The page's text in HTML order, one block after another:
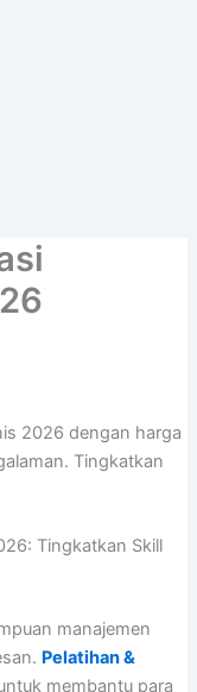
2026 dengan harga
Tingkatkan
Tingkatkan Skill
manajemen
Pelatihan &
membantu para